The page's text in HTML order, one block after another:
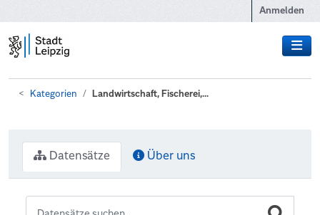
Anmelden
Kategorien Landwirtschaft, Fischerei,...
Datensätze Über uns